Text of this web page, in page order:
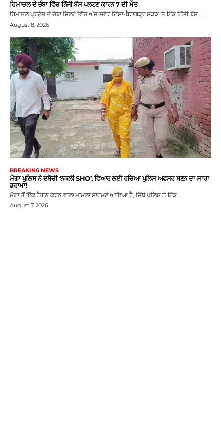
ਹਿਮਾਚਲ ਦੇ ਚੰਬਾ ਵਿੱਚ ਨਿੱਜੀ ਬੱਸ ਪਲਟਣ ਕਾਰਨ 7 ਦੀ ਮੌਤ
ਹਿਮਾਚਲ ਪ੍ਰਦੇਸ਼ ਦੇ ਚੰਬਾ ਜ਼ਿਲ੍ਹੇ ਵਿੱਚ ਅੱਜ ਸਵੇਰੇ ਟਿੱਸਾ-ਬੈਰਾਗੜ੍ਹ ਸੜਕ 'ਤੇ ਇੱਕ ਨਿੱਜੀ ਬੱਸ...
August 8, 2026
BREAKING NEWS
ਮੋਗਾ ਪੁਲਿਸ ਨੇ ਦਬੋਚੀ ‘ਨਕਲੀ SHO’, ਵਿਆਹ ਲਈ ਰਚਿਆ ਪੁਲਿਸ ਅਫਸਰ ਬਣਨ ਦਾ ਸਾਰਾ
ਡਰਾਮਾ!
ਮੋਗਾ ਤੋਂ ਇੱਕ ਹੈਰਾਨ ਕਰਨ ਵਾਲਾ ਮਾਮਲਾ ਸਾਹਮਣੇ ਆਇਆ ਹੈ, ਜਿੱਥੇ ਪੁਲਿਸ ਨੇ ਇੱਕ...
August 7, 2026